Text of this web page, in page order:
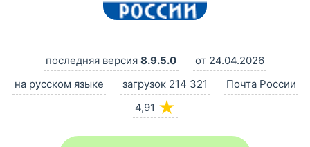
последняя версия 8.9.5.0
от 24.04.2026
на русском языке
загрузок 214 321
Почта России
4,91 ★